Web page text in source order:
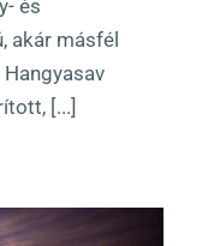
és
akár másfél
[...]